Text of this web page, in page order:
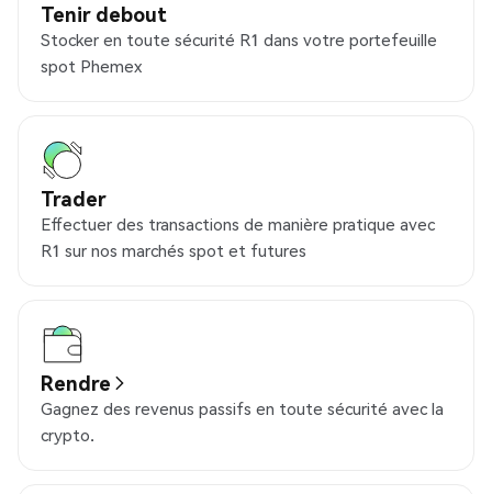
Tenir debout
Stocker en toute sécurité R1 dans votre portefeuille
spot Phemex
Trader
Effectuer des transactions de manière pratique avec
R1 sur nos marchés spot et futures
Rendre
Gagnez des revenus passifs en toute sécurité avec la
crypto.